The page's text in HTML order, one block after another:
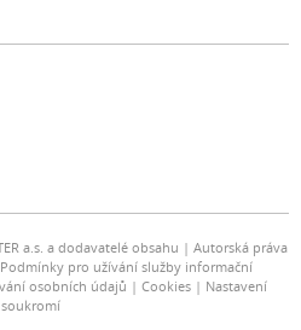
a.s. a dodavatelé obsahu
Autorská práva
Podmínky pro užívání služby informační
osobních údajů Cookies
Nastavení
soukromí